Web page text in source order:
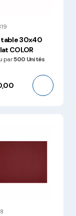
table 30x40
COLOR
par500 Unités